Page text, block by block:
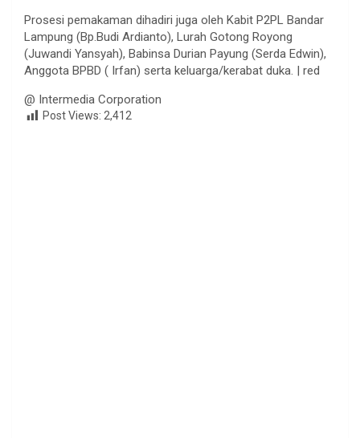
Prosesi pemakaman dihadiri juga oleh Kabit P2PL Bandar
Lampung (Bp.Budi Ardianto), Lurah Gotong Royong
(Juwandi Yansyah), Babinsa Durian Payung (Serda Edwin),
Anggota BPBD ( Irfan) serta keluarga/kerabat duka. | red
@ Intermedia Corporation
Post Views: 2,412